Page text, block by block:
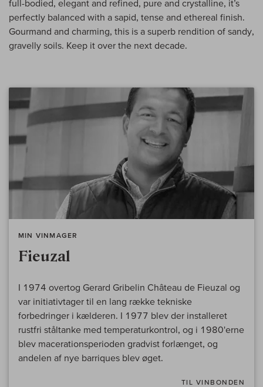
full-bodied, elegant and refined, pure and crystalline, it’s
perfectly balanced with a sapid, tense and ethereal finish.
Gourmand and charming, this is a superb rendition of sandy,
gravelly soils. Keep it over the next decade.
MIN VINMAGER
Fieuzal
I 1974 overtog Gerard Gribelin Château de Fieuzal og
var initiativtager til en lang række tekniske
forbedringer i kælderen. I 1977 blev der installeret
rustfri ståltanke med temperaturkontrol, og i 1980'erne
blev macerationsperioden gradvist forlænget, og
andelen af nye barriques blev øget.
TIL VINBONDEN